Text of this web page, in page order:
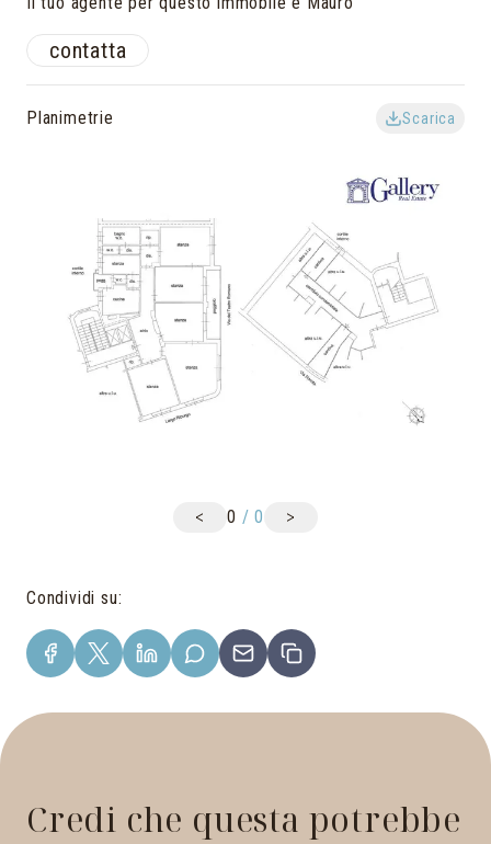
contatta
Planimetrie Scarica
< 0 /0 >
Condividi su:
Credi che questa potrebbe